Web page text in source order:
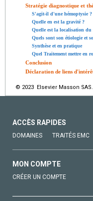
Stratégie diagnostique et
S'agit-il d'une hémoptysie ?
Quelle en est la gravité ?
Quelle est la localisation du
Quels sont son étiologie et
Synthèse et en pratique
Quel Traitement mettre en
Conclusion
Déclaration de liens
© 2023 Elsevier Masson
ACCÈS RAPIDES
DOMAINES TRAITÉS EMC
MON COMPTE
CRÉER UN COMPTE